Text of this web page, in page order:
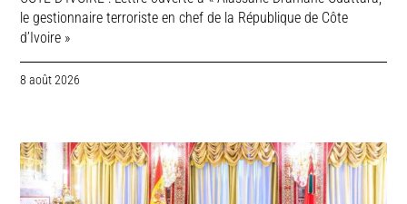
le gestionnaire terroriste en chef de la République de Côte
d’Ivoire »
8 août 2026